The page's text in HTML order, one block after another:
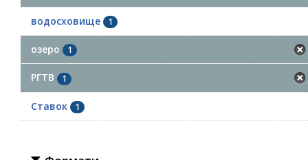
водосховище 1
озеро 1
РГТВ 1
Ставок 1